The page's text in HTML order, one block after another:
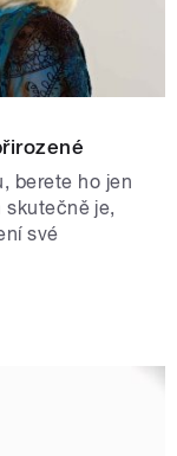
berete ho jen
skutečně je,
své